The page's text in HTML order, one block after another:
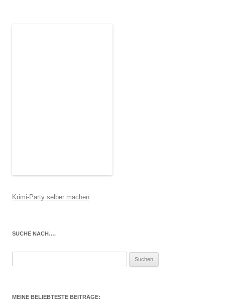
Krimi-Party selber machen
SUCHE NACH….
MEINE BELIEBTESTE BEITRÄGE: